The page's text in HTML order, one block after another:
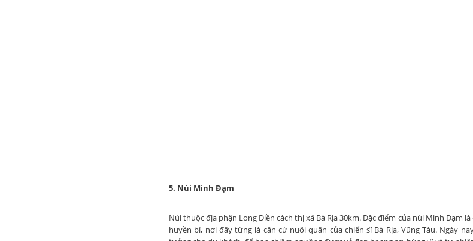
5. Núi Minh Đạm
Núi thuộc địa phận Long Điền cách thị xã Bà Rịa 30km. Đặc điểm của núi Minh Đạm
huyền bí, nơi đây từng là căn cứ nuôi quân của chiến sĩ Bà Rịa, Vũng Tàu. Ngày